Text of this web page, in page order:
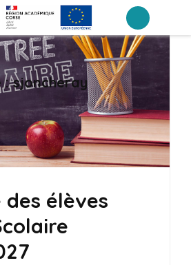
Bonaparte – Ajaccio
:sjoncheray
des élèves